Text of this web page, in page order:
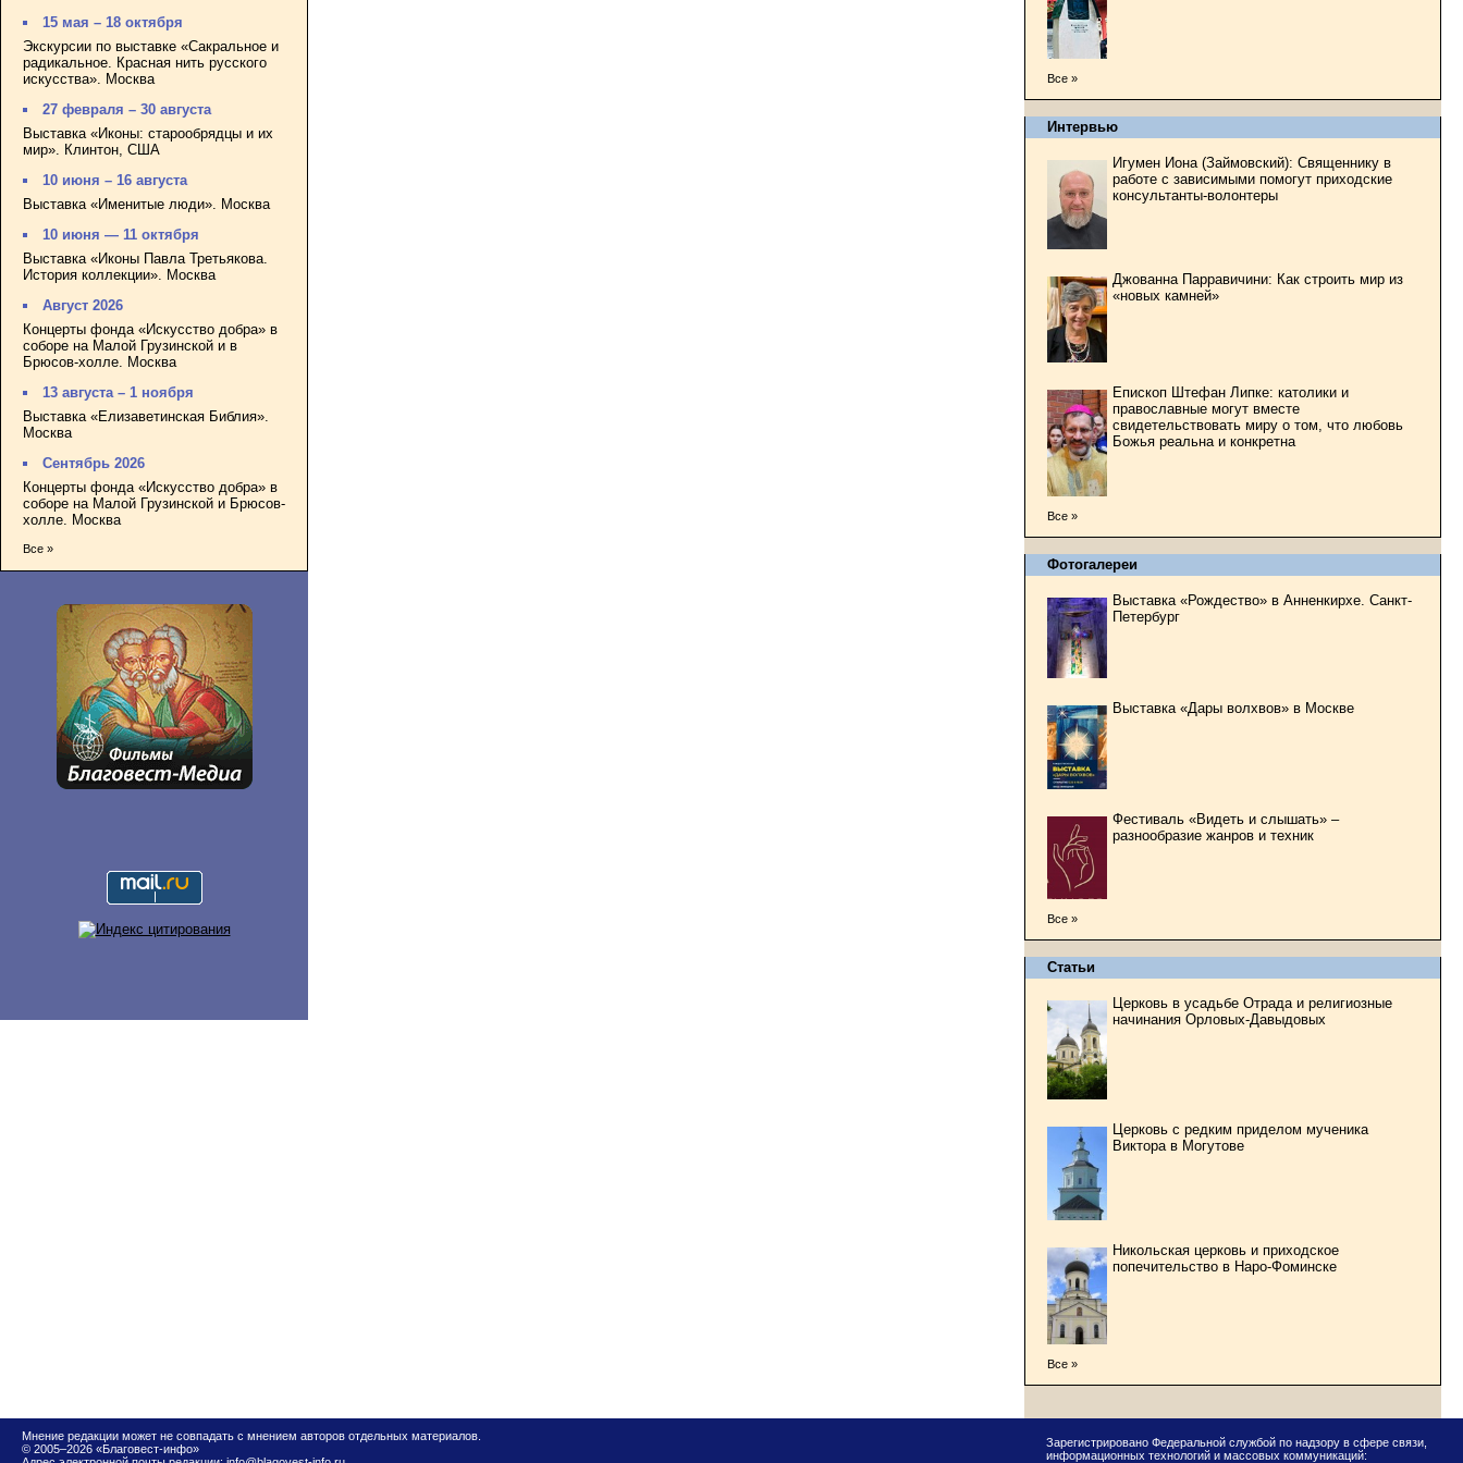
15 мая – 18 октября
Экскурсии по выставке «Сакральное и
радикальное. Красная нить русского
искусства». Москва
27 февраля – 30 августа
Выставка «Иконы: старообрядцы и их
мир». Клинтон, США
10 июня – 16 августа
Выставка «Именитые люди». Москва
10 июня — 11 октября
Выставка «Иконы Павла Третьякова.
История коллекции». Москва
Август 2026
Концерты фонда «Искусство добра» в
соборе на Малой Грузинской и в
Брюсов-холле. Москва
13 августа – 1 ноября
Выставка «Елизаветинская Библия».
Москва
Сентябрь 2026
Концерты фонда «Искусство добра» в
соборе на Малой Грузинской и Брюсов-
холле. Москва
Все »
Все »
Интервью
Игумен Иона (Займовский): Священнику в
работе с зависимыми помогут приходские
консультанты-волонтеры
Джованна Парравичини: Как строить мир из
«новых камней»
Епископ Штефан Липке: католики и
православные могут вместе
свидетельствовать миру о том, что любовь
Божья реальна и конкретна
Все »
Фотогалереи
Выставка «Рождество» в Анненкирхе. Санкт-
Петербург
Выставка «Дары волхвов» в Москве
Фестиваль «Видеть и слышать» –
разнообразие жанров и техник
Все »
Статьи
Церковь в усадьбе Отрада и религиозные
начинания Орловых-Давыдовых
Церковь с редким приделом мученика
Виктора в Могутове
Никольская церковь и приходское
попечительство в Наро-Фоминске
Все »
Мнение редакции может не совпадать с мнением авторов отдельных материалов.
© 2005–2026 «Благовест-инфо»
Зарегистрировано Федеральной службой по надзору в сфере связи,
информационных технологий и массовых коммуникаций: